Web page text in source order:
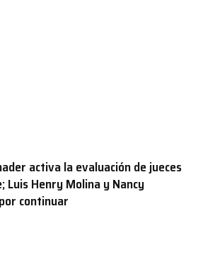
activa la evaluación de jueces
Luis Henry Molina y Nancy
continuar